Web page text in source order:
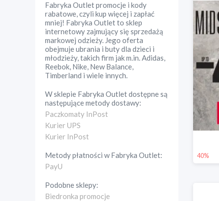
Fabryka Outlet promocje i kody
rabatowe, czyli kup więcej i zapłać
mniej! Fabryka Outlet to sklep
internetowy zajmujący się sprzedażą
markowej odzieży. Jego oferta
obejmuje ubrania i buty dla dzieci i
młodzieży, takich firm jak m.in. Adidas,
Reebok, Nike, New Balance,
Timberland i wiele innych.
W sklepie Fabryka Outletdostępne są
następujące metody dostawy:
Paczkomaty InPost
Kurier UPS
Kurier InPost
Metody płatności wFabryka Outlet:
PayU
Podobne sklepy:
Biedronka promocje
40%